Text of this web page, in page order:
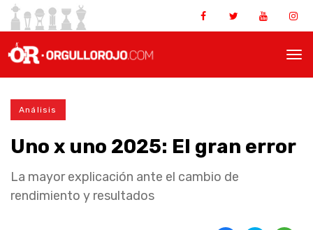
Análisis
Uno x uno 2025: El gran error
La mayor explicación ante el cambio de
rendimiento y resultados